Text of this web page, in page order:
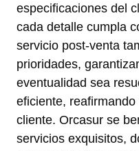
especificaciones del
cada detalle cumpla
servicio post-venta
prioridades,
eventualidad sea
eficiente,
cliente. Orcasur se
servicios exquisitos,